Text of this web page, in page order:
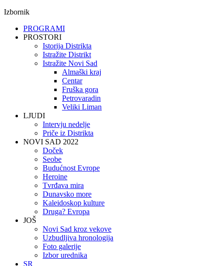
Izbornik
PROGRAMI
PROSTORI
Istorija Distrikta
Istražite Distrikt
Istražite Novi Sad
Almaški kraj
Centar
Fruška gora
Petrovaradin
Veliki Liman
LJUDI
Intervju nedelje
Priče iz Distrikta
NOVI SAD 2022
Doček
Seobe
Budućnost Evrope
Heroine
Tvrđava mira
Dunavsko more
Kaleidoskop kulture
Druga? Evropa
JOŠ
Novi Sad kroz vekove
Uzbudljiva hronologija
Foto galerije
Izbor urednika
SR